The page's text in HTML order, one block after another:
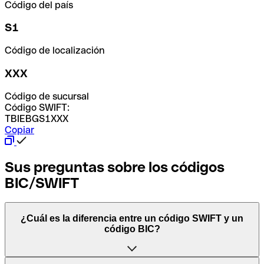
Código del país
S1
Código de localización
XXX
Código de sucursal
Código SWIFT:
TBIEBGS1XXX
Copiar
Sus preguntas sobre los códigos
BIC/SWIFT
¿Cuál es la diferencia entre un código SWIFT y un
código BIC?